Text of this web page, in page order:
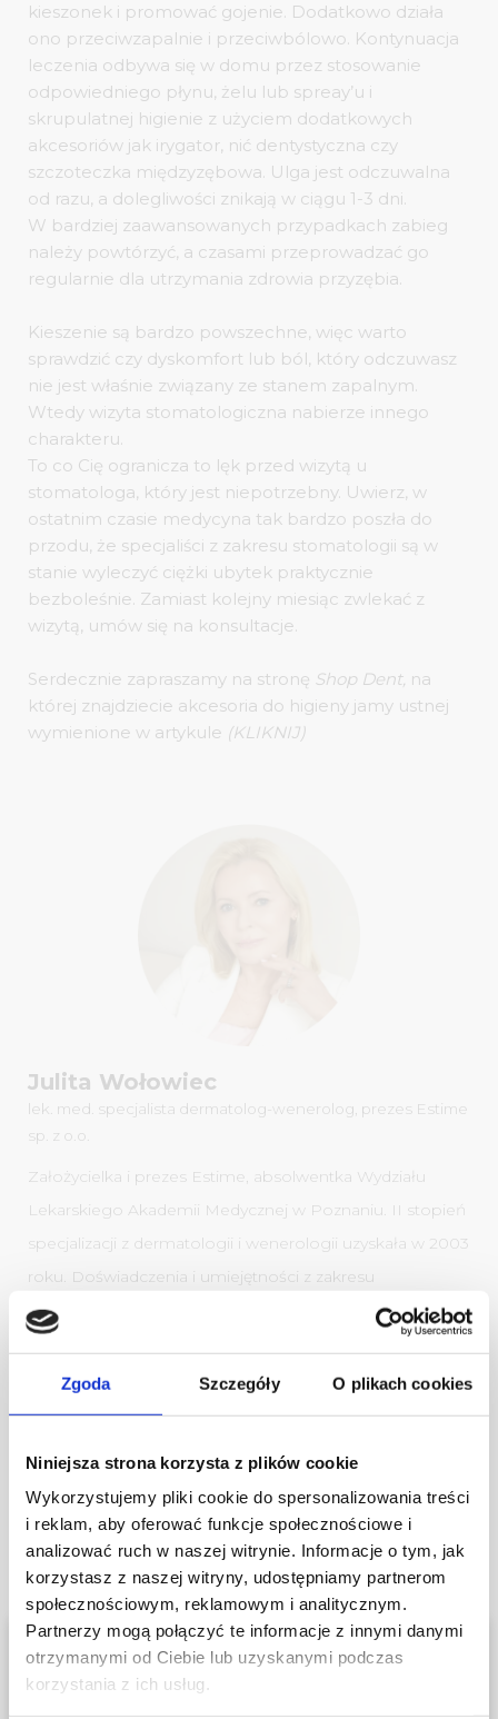
Zgoda Szczegóły O plikach cookies
Niniejsza strona korzysta z plików cookie
Wykorzystujemy pliki cookie do spersonalizowania treści
i reklam, aby oferować funkcje społecznościowe i
analizować ruch w naszej witrynie. Informacje o tym, jak
korzystasz z naszej witryny, udostępniamy partnerom
społecznościowym, reklamowym i analitycznym.
Partnerzy mogą połączyć te informacje z innymi danymi
otrzymanymi od Ciebie lub uzyskanymi podczas
korzystania z ich usług.
kieszonek i promować gojenie. Dodatkowo działa
ono przeciwzapalnie i przeciwbólowo. Kontynuacja
leczenia odbywa się w domu przez stosowanie
odpowiedniego płynu, żelu lub spreay’u i
skrupulatnej higienie z użyciem dodatkowych
akcesoriów jak irygator, nić dentystyczna czy
szczoteczka międzyzębowa. Ulga jest odczuwalna
od razu, a dolegliwości znikają w ciągu 1-3 dni.
W bardziej zaawansowanych przypadkach zabieg
należy powtórzyć, a czasami przeprowadzać go
regularnie dla utrzymania zdrowia przyzębia.
Kieszenie są bardzo powszechne, więc warto
sprawdzić czy dyskomfort lub ból, który odczuwasz
nie jest właśnie związany ze stanem zapalnym.
Wtedy wizyta stomatologiczna nabierze innego
charakteru.
To co Cię ogranicza to lęk przed wizytą u
stomatologa, który jest niepotrzebny. Uwierz, w
ostatnim czasie medycyna tak bardzo poszła do
przodu, że specjaliści z zakresu stomatologii są w
stanie wyleczyć ciężki ubytek praktycznie
bezboleśnie. Zamiast kolejny miesiąc zwlekać z
wizytą, umów się na konsultacje.
Serdecznie zapraszamy na stronę Shop Dent, na
której znajdziecie akcesoria do higieny jamy ustnej
wymienione w artykule (KLIKNIJ)
Julita Wołowiec
lek. med. specjalista dermatolog-wenerolog, prezes Estime
sp. z o.o.
Założycielka i prezes Estime, absolwentka Wydziału
Lekarskiego Akademii Medycznej w Poznaniu. II stopień
specjalizacji z dermatologii i wenerologii uzyskała w 2003
roku. Doświadczenia i umiejętności z zakresu
dermatologii i medycyny estetycznej zdobywała i
szkoleniach, kursach i sympozjach. Wieloletnia praktyka
zawodowa, przynależność do Stowarzyszenia
Stowarzyszenia Dermatologii Estetycznej i Kosmetycznej
ESCAD i Polskiego Towarzystwa Dermatologicznego.
Zobacz również
Na naszej stronie znajdują się także